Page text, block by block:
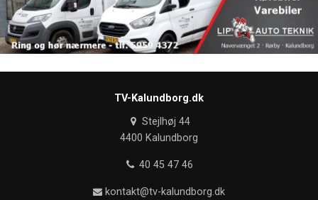
TV-Kalundborg.dk
Stejlhøj 44
4400 Kalundborg
40 45 47 46
kontakt@tv-kalundborg.dk